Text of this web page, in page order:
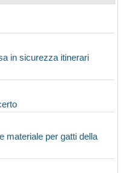
in sicurezza itinerari
materiale per gatti della